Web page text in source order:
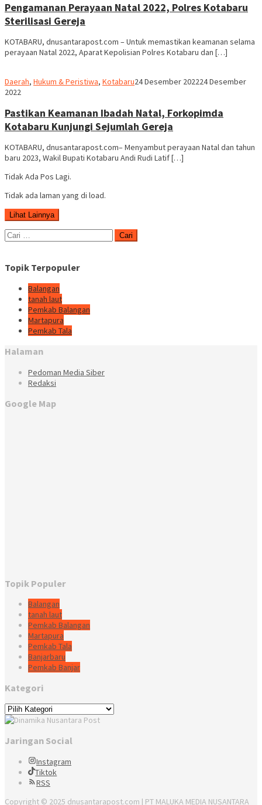
Pengamanan Perayaan Natal 2022, Polres Kotabaru
Sterilisasi Gereja
KOTABARU, dnusantarapost.com – Untuk memastikan keamanan selama
perayaan Natal 2022, Aparat Kepolisian Polres Kotabaru dan […]
Daerah, Hukum & Peristiwa, KotabaruRobert
24 Desember 202224 Desember
2022
Pastikan Keamanan Ibadah Natal, Forkopimda
Kotabaru Kunjungi Sejumlah Gereja
KOTABARU, dnusantarapost.com– Menyambut perayaan Natal dan tahun
baru 2023, Wakil Bupati Kotabaru Andi Rudi Latif […]
Tidak Ada Pos Lagi.
Tidak ada laman yang di load.
Lihat Lainnya
Cari
untuk:
Topik Terpopuler
Balangan
tanah laut
Pemkab Balangan
Martapura
Pemkab Tala
Halaman
Pedoman Media Siber
Redaksi
Google Map
Topik Populer
Balangan
tanah laut
Pemkab Balangan
Martapura
Pemkab Tala
Banjarbaru
Pemkab Banjar
Kategori
Kategori
Jaringan Social
Instagram
Tiktok
RSS
Copyright © 2025 dnusantarapost.com | PT MALUKA MEDIA NUSANTARA